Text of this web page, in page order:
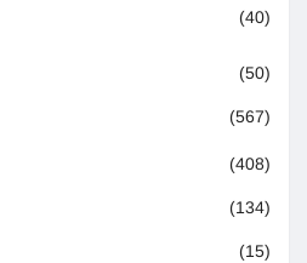
(40)
(50)
(567)
(408)
(134)
(15)